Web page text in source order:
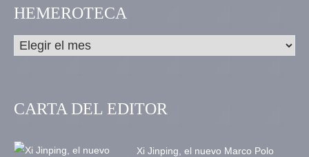
HEMEROTECA
CARTA DEL EDITOR
Xi Jinping, el nuevo Marco Polo